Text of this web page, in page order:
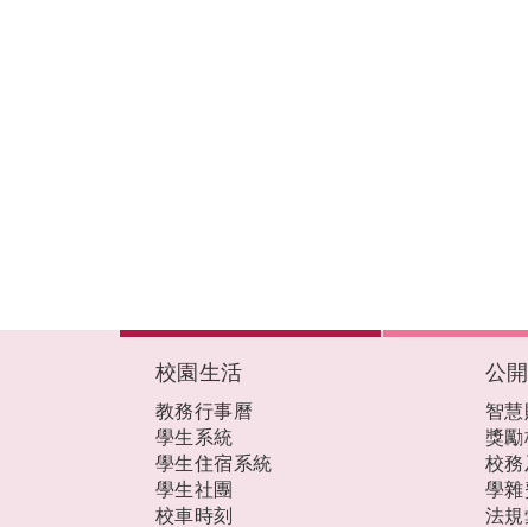
校園生活
教務行事曆
學生系統
學生住宿系統
學生社團
校車時刻
公
智
獎
校務
學雜
法規